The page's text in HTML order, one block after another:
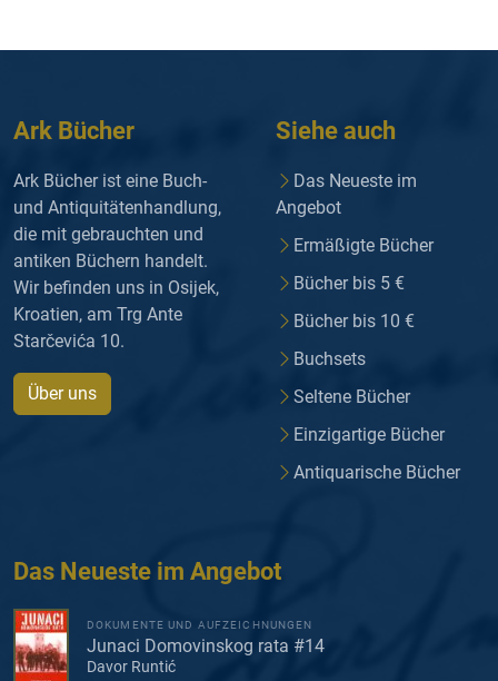
Ark Bücher
Ark Bücher ist eine Buch-
und Antiquitätenhandlung,
die mit gebrauchten und
antiken Büchern handelt.
Wir befinden uns in Osijek,
Kroatien, am Trg Ante
Starčevića 10.
Über uns
Siehe auch
Das Neueste im
Angebot
Ermäßigte Bücher
Bücher bis 5 €
Bücher bis 10 €
Buchsets
Seltene Bücher
Einzigartige Bücher
Antiquarische Bücher
Das Neueste im Angebot
DOKUMENTE UND AUFZEICHNUNGEN
Junaci Domovinskog rata #14
Davor Runtić